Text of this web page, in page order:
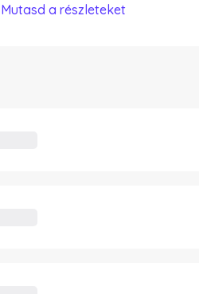
Mutasd a részleteket